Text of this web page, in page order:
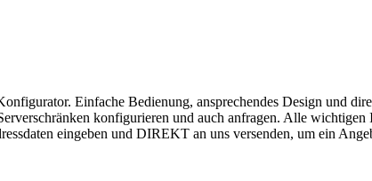
Einfache Bedienung, ansprechendes Design und
konfigurieren und auch anfragen. Alle
eingeben und DIREKT an uns versenden, um ein